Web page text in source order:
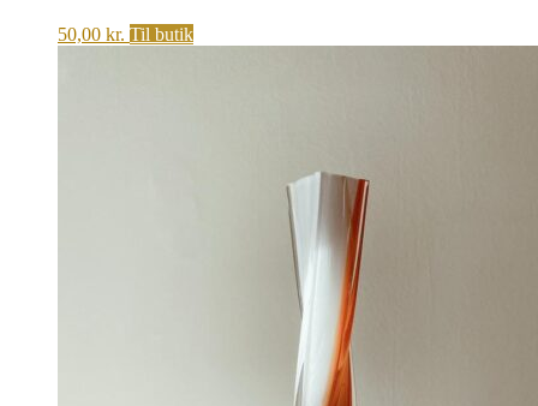
50,00 kr. Til butik